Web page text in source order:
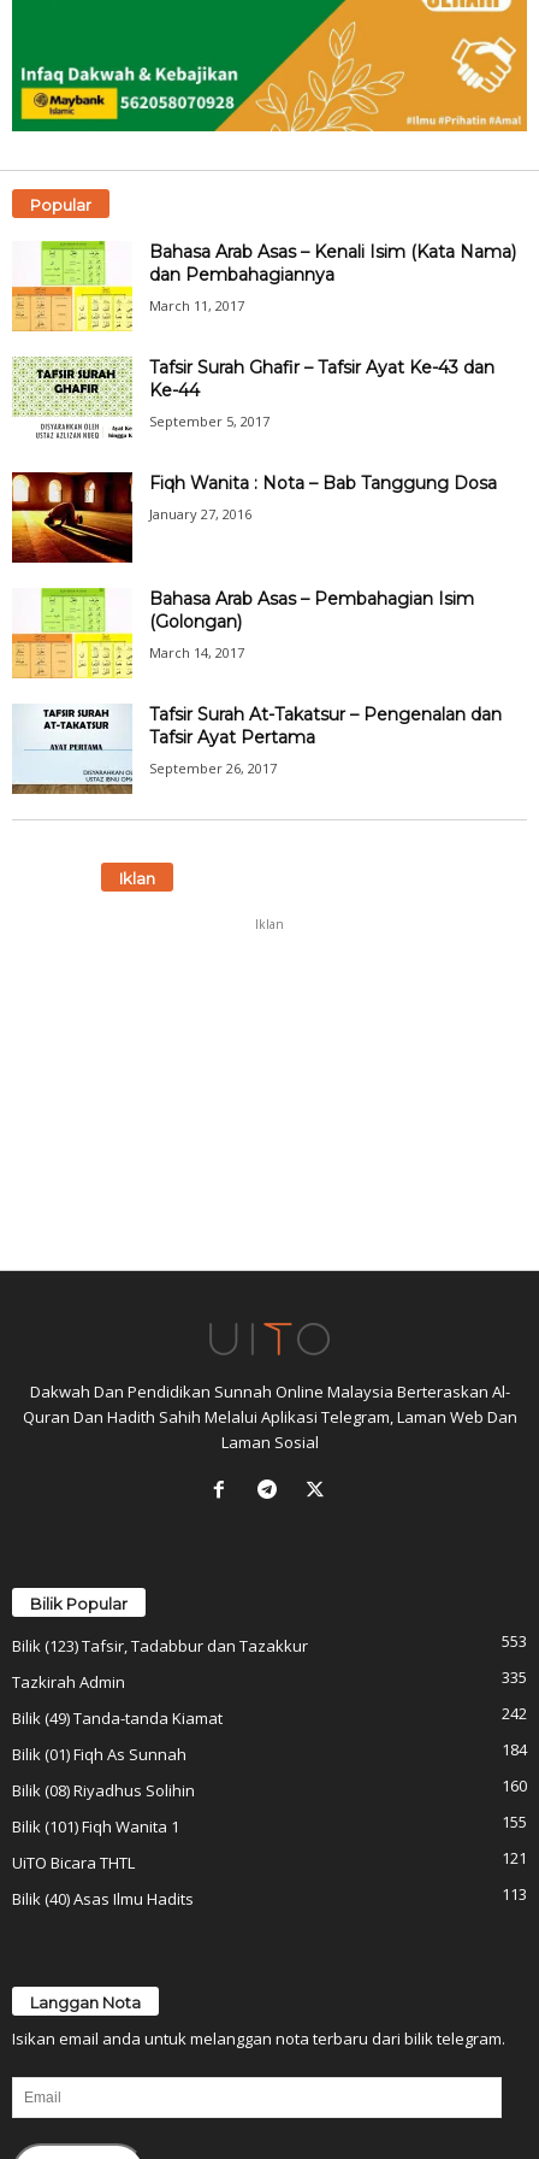
Popular
Bahasa Arab Asas – Kenali Isim (Kata Nama)
dan Pembahagiannya
March 11, 2017
Tafsir Surah Ghafir – Tafsir Ayat Ke-43 dan
Ke-44
September 5, 2017
Fiqh Wanita : Nota – Bab Tanggung Dosa
January 27, 2016
Bahasa Arab Asas – Pembahagian Isim
(Golongan)
March 14, 2017
Tafsir Surah At-Takatsur – Pengenalan dan
Tafsir Ayat Pertama
September 26, 2017
Iklan
Iklan
Dakwah Dan Pendidikan Sunnah Online Malaysia Berteraskan Al-
Quran Dan Hadith Sahih Melalui Aplikasi Telegram, Laman Web Dan
Laman Sosial
Bilik Popular
Bilik (123) Tafsir, Tadabbur dan Tazakkur
553
Tazkirah Admin
335
Bilik (49) Tanda-tanda Kiamat
242
Bilik (01) Fiqh As Sunnah
184
Bilik (08) Riyadhus Solihin
160
Bilik (101) Fiqh Wanita 1
155
UiTO Bicara THTL
121
Bilik (40) Asas Ilmu Hadits
113
Langgan Nota
Isikan email anda untuk melanggan nota terbaru dari bilik telegram.
Email